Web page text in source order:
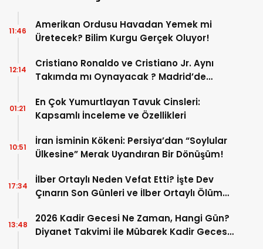
Amerikan Ordusu Havadan Yemek mi
Üretecek? Bilim Kurgu Gerçek Oluyor!
11:46
Cristiano Ronaldo ve Cristiano Jr. Aynı
Takımda mı Oynayacak ? Madrid’de
12:14
En Çok Yumurtlayan Tavuk Cinsleri:
Kapsamlı İnceleme ve Özellikleri
01:21
İran İsminin Kökeni: Persiya’dan “Soylular
Ülkesine” Merak Uyandıran Bir Dönüşüm!
10:51
İlber Ortaylı Neden Vefat Etti? İşte Dev
Çınarın Son Günleri ve İlber Ortaylı Ölüm
17:34
2026 Kadir Gecesi Ne Zaman, Hangi Gün?
Diyanet Takvimi ile Mübarek Kadir Gecesi
13:48